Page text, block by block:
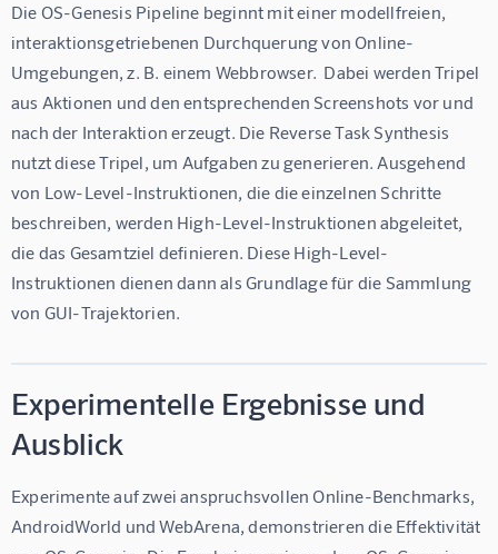
Die OS-Genesis Pipeline beginnt mit einer modellfreien,
interaktionsgetriebenen Durchquerung von Online-
Umgebungen, z. B. einem Webbrowser.  Dabei werden Tripel
aus Aktionen und den entsprechenden Screenshots vor und
nach der Interaktion erzeugt. Die Reverse Task Synthesis
nutzt diese Tripel, um Aufgaben zu generieren. Ausgehend
von Low-Level-Instruktionen, die die einzelnen Schritte
beschreiben, werden High-Level-Instruktionen abgeleitet,
die das Gesamtziel definieren. Diese High-Level-
Instruktionen dienen dann als Grundlage für die Sammlung
von GUI-Trajektorien.
Experimentelle Ergebnisse und
Ausblick
Experimente auf zwei anspruchsvollen Online-Benchmarks,
AndroidWorld und WebArena, demonstrieren die Effektivität